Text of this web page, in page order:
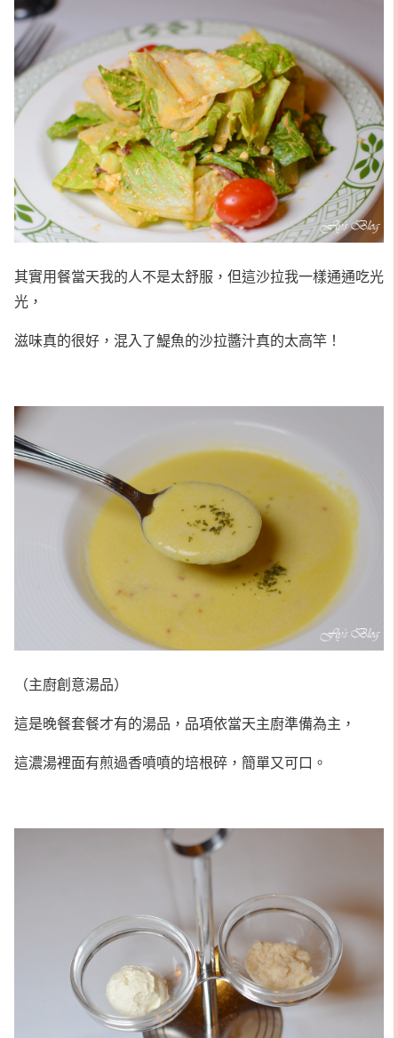
其實用餐當天我的人不是太舒服，但這沙拉我一樣通通吃光
光，
滋味真的很好，混入了鯷魚的沙拉醬汁真的太高竿！
（主廚創意湯品）
這是晚餐套餐才有的湯品，品項依當天主廚準備為主，
這濃湯裡面有煎過香噴噴的培根碎，簡單又可口。